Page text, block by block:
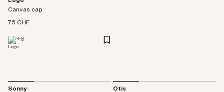
Canvas cap
75 CHF
+8
Sonny
Otis